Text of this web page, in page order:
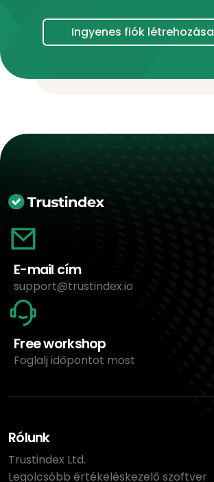
Ingyenes fiók létrehozása
E-mail cím
support@trustindex.io
Free workshop
Foglalj időpontot most
Rólunk
Trustindex Ltd.
Legolcsóbb értékeléskezelő szoftver